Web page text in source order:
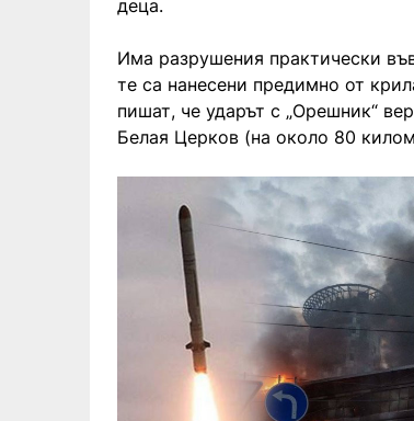
деца.
Има разрушения практически
те са нанесени предимно от
пишат, че ударът с „Орешник“
Белая Церков (на около 80